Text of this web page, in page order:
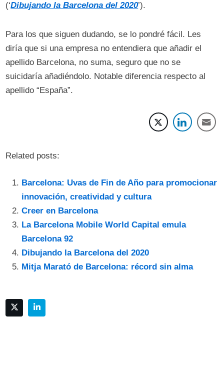
(‘Dibujando la Barcelona del 2020’).
Para los que siguen dudando, se lo pondré fácil. Les
diría que si una empresa no entendiera que añadir el
apellido Barcelona, no suma, seguro que no se
suicidaría añadiéndolo. Notable diferencia respecto al
apellido “España”.
Related posts:
Barcelona: Uvas de Fin de Año para promocionar
innovación, creatividad y cultura
Creer en Barcelona
La Barcelona Mobile World Capital emula
Barcelona 92
Dibujando la Barcelona del 2020
Mitja Marató de Barcelona: récord sin alma